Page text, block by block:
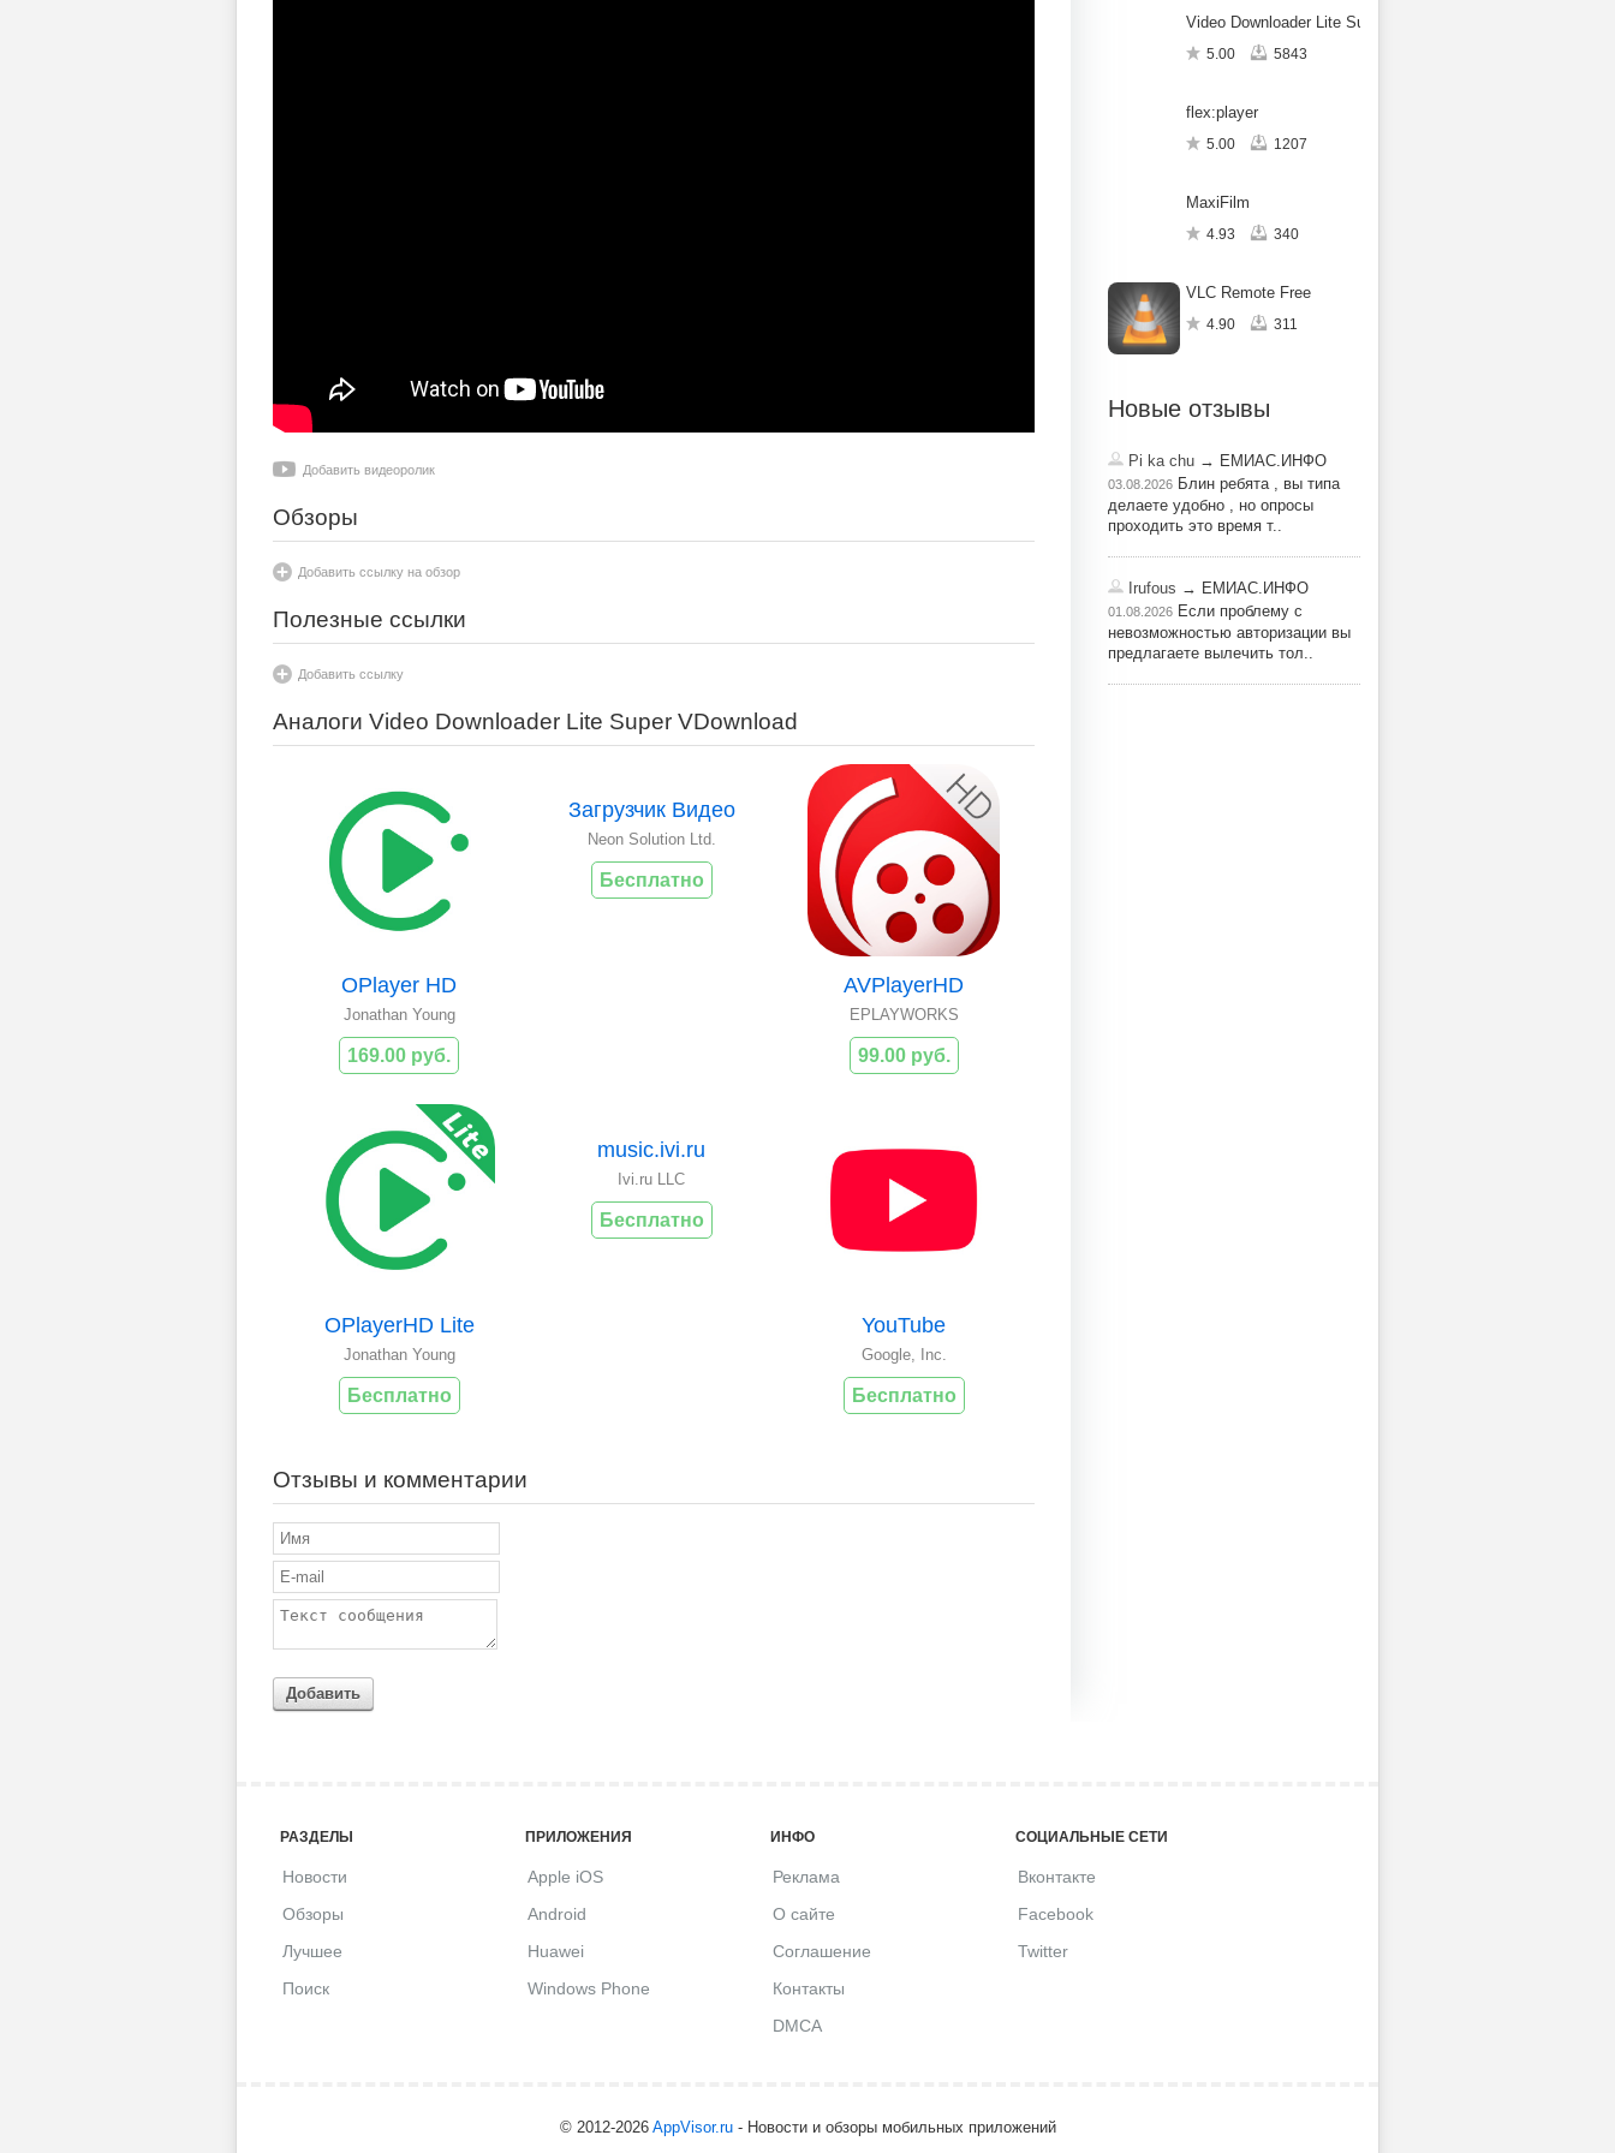
Добавить видеоролик
Обзоры
Добавить ссылку на обзор
Полезные ссылки
Добавить ссылку
Аналоги Video Downloader Lite Super VDownload
OPlayer HD
Jonathan Young
169.00 руб.
Загрузчик Видео
Neon Solution Ltd.
Бесплатно
AVPlayerHD
EPLAYWORKS
99.00 руб.
OPlayerHD Lite
Jonathan Young
Бесплатно
music.ivi.ru
Ivi.ru LLC
Бесплатно
YouTube
Google, Inc.
Бесплатно
Отзывы и комментарии
Добавить
Video Downloader Lite Super VDownload
5.00 5843
flex:player
5.00 1207
MaxiFilm
4.93 340
VLC Remote Free
4.90 311
Новые отзывы
Pi ka chu → ЕМИАС.ИНФО
03.08.2026 Блин ребята , вы типа
делаете удобно , но опросы
проходить это время т..
Irufous → ЕМИАС.ИНФО
01.08.2026 Если проблему с
невозможностью авторизации вы
предлагаете вылечить тол..
РАЗДЕЛЫ
Новости
Обзоры
Лучшее
Поиск
ПРИЛОЖЕНИЯ
Apple iOS
Android
Huawei
Windows Phone
ИНФО
Реклама
О сайте
Соглашение
Контакты
DMCA
СОЦИАЛЬНЫЕ СЕТИ
Вконтакте
Facebook
Twitter
© 2012-2026 AppVisor.ru- Новости и обзоры мобильных приложений